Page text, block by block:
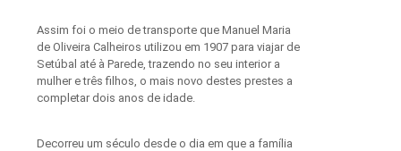
Assim foi o meio de transporte que Manuel Maria
de Oliveira Calheiros utilizou em 1907 para viajar de
Setúbal até à Parede, trazendo no seu interior a
mulher e três filhos, o mais novo destes prestes a
completar dois anos de idade.
Decorreu um século desde o dia em que a família